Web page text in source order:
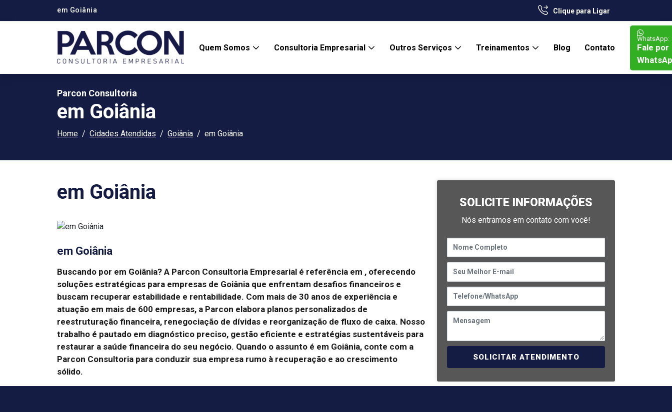
em Goiânia Clique para Ligar
WhatsApp:
Fale por
Quem Somos Consultoria Empresarial Outros Serviços Treinamentos Blog Contato
Parcon Consultoria
em Goiânia
Home Cidades Atendidas Goiânia em Goiânia
em Goiânia
em Goiânia
Buscando por em Goiânia? A Parcon Consultoria Empresarial é referência em , oferecendo
soluções estratégicas para empresas de Goiânia que enfrentam desafios financeiros e
buscam recuperar estabilidade e rentabilidade. Com mais de 30 anos de experiência e
atuação em mais de 600 empresas, a Parcon elabora planos personalizados de
reestruturação financeira, renegociação de dívidas e reorganização de fluxo de caixa. Nosso
trabalho é pautado em diagnóstico preciso, gestão eficiente e estratégias sustentáveis para
restaurar a saúde financeira do seu negócio. Quando o assunto é em Goiânia, conte com a
Parcon Consultoria para conduzir sua empresa rumo à recuperação e ao crescimento
sólido.
SOLICITE INFORMAÇÕES
Nós entramos em contato com você!
SOLICITAR ATENDIMENTO